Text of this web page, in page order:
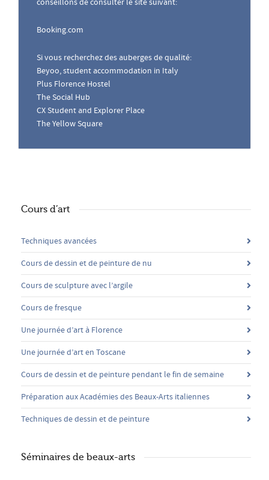
conseillons de consulter le site suivant:
Booking.com
Si vous recherchez des auberges de qualité:
Beyoo, student accommodation in Italy
Plus Florence Hostel
The Social Hub
CX Student and Explorer Place
The Yellow Square
Cours d’art
Techniques avancées
Cours de dessin et de peinture de nu
Cours de sculpture avec l’argile
Cours de fresque
Une journée d’art à Florence
Une journée d’art en Toscane
Cours de dessin et de peinture pendant le fin de semaine
Préparation aux Académies des Beaux-Arts italiennes
Techniques de dessin et de peinture
Séminaires de beaux-arts